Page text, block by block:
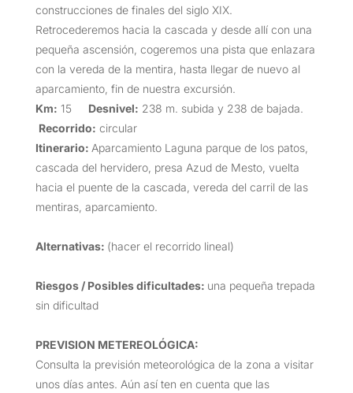
construcciones de finales del siglo XIX.
Retrocederemos hacia la cascada y desde allí con una
pequeña ascensión, cogeremos una pista que enlazara
con la vereda de la mentira, hasta llegar de nuevo al
aparcamiento, fin de nuestra excursión.
Km: 15Desnivel: 238 m. subida y 238 de bajada.
Recorrido: circular
Itinerario: Aparcamiento Laguna parque de los patos,
cascada del hervidero, presa Azud de Mesto, vuelta
hacia el puente de la cascada, vereda del carril de las
mentiras, aparcamiento.
Alternativas: (hacer el recorrido lineal)
Riesgos / Posibles dificultades: una pequeña trepada
sin dificultad
PREVISION METEREOLÓGICA:
Consulta la previsión meteorológica de la zona a visitar
unos días antes. Aún así ten en cuenta que las